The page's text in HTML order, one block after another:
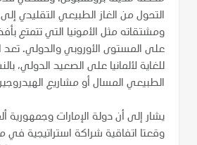
التحول من الغاز الطبيعي التقليدي
ومشتقاته مثل الأمونيا التي تتمتع
على المستوى الأوروبي والدولي. تعد
للغاية لألمانيا على الصعيد الدولي،
الطبيعي المسال أو مشاريع
يشار إلى أن دولة الإمارات وجمهورية
وقعتا اتفاقية شراكة استراتيجية في